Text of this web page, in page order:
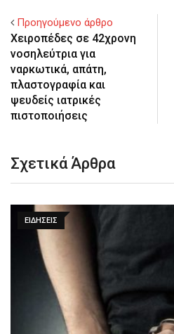
Προηγούμενο άρθρο
Χειροπέδες σε 42χρονη
νοσηλεύτρια για
ναρκωτικά, απάτη,
πλαστογραφία και
ψευδείς ιατρικές
πιστοποιήσεις
Σχετικά Άρθρα
ΕΙΔΉΣΕΙΣ